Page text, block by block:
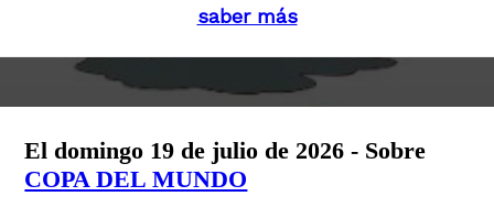
saber más
El domingo 19 de julio de 2026 - Sobre
COPA DEL MUNDO